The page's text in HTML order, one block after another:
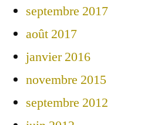
septembre 2017
août 2017
janvier 2016
novembre 2015
septembre 2012